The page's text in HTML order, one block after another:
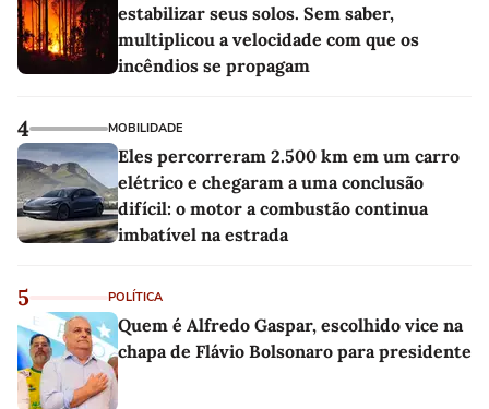
estabilizar seus solos. Sem saber,
multiplicou a velocidade com que os
incêndios se propagam
4 MOBILIDADE
Eles percorreram 2.500 km em um carro
elétrico e chegaram a uma conclusão
difícil: o motor a combustão continua
imbatível na estrada
5 POLÍTICA
Quem é Alfredo Gaspar, escolhido vice na
chapa de Flávio Bolsonaro para presidente